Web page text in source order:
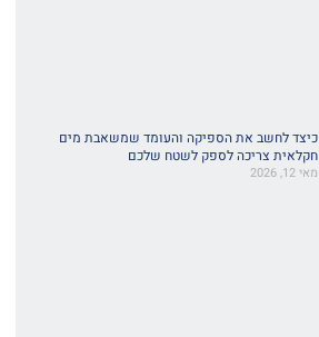
כיצד לחשב את הספיקה והעומד שמשאבת מים
חקלאית צריכה לספק לשטח שלכם
מאי 12, 2026